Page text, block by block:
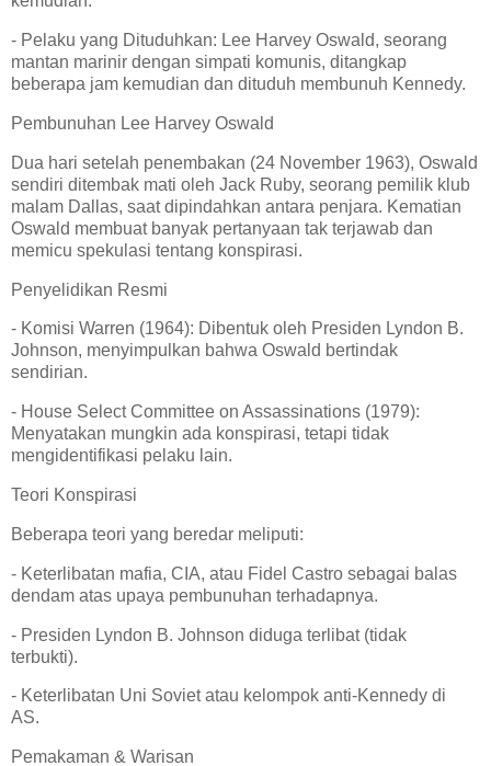
- Pelaku yang Dituduhkan: Lee Harvey Oswald, seorang
mantan marinir dengan simpati komunis, ditangkap
beberapa jam kemudian dan dituduh membunuh Kennedy.
Pembunuhan Lee Harvey Oswald
Dua hari setelah penembakan (24 November 1963), Oswald
sendiri ditembak mati oleh Jack Ruby, seorang pemilik klub
malam Dallas, saat dipindahkan antara penjara. Kematian
Oswald membuat banyak pertanyaan tak terjawab dan
memicu spekulasi tentang konspirasi.
Penyelidikan Resmi
- Komisi Warren (1964): Dibentuk oleh Presiden Lyndon B.
Johnson, menyimpulkan bahwa Oswald bertindak
sendirian.
- House Select Committee on Assassinations (1979):
Menyatakan mungkin ada konspirasi, tetapi tidak
mengidentifikasi pelaku lain.
Teori Konspirasi
Beberapa teori yang beredar meliputi:
- Keterlibatan mafia, CIA, atau Fidel Castro sebagai balas
dendam atas upaya pembunuhan terhadapnya.
- Presiden Lyndon B. Johnson diduga terlibat (tidak
terbukti).
- Keterlibatan Uni Soviet atau kelompok anti-Kennedy di
AS.
Pemakaman & Warisan